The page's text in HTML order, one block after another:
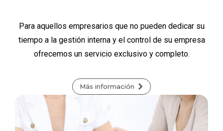
Para aquellos empresarios que no pueden dedicar su
tiempo a la gestión interna y el control de su empresa
ofrecemos un servicio exclusivo y completo.
Más información